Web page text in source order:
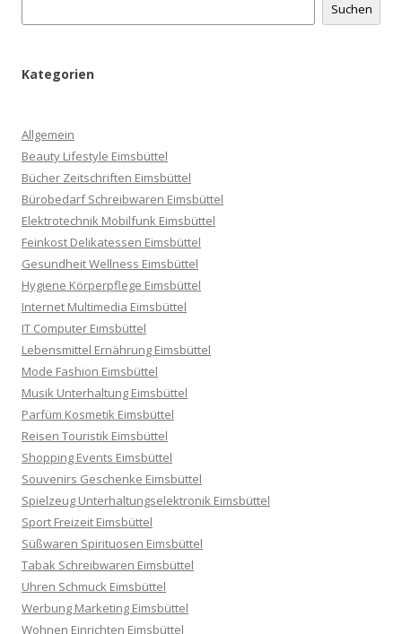
Suchen
Kategorien
Allgemein
Beauty Lifestyle Eimsbüttel
Bücher Zeitschriften Eimsbüttel
Bürobedarf Schreibwaren Eimsbüttel
Elektrotechnik Mobilfunk Eimsbüttel
Feinkost Delikatessen Eimsbüttel
Gesundheit Wellness Eimsbüttel
Hygiene Körperpflege Eimsbüttel
Internet Multimedia Eimsbüttel
IT Computer Eimsbüttel
Lebensmittel Ernährung Eimsbüttel
Mode Fashion Eimsbüttel
Musik Unterhaltung Eimsbüttel
Parfüm Kosmetik Eimsbüttel
Reisen Touristik Eimsbüttel
Shopping Events Eimsbüttel
Souvenirs Geschenke Eimsbüttel
Spielzeug Unterhaltungselektronik Eimsbüttel
Sport Freizeit Eimsbüttel
Süßwaren Spirituosen Eimsbüttel
Tabak Schreibwaren Eimsbüttel
Uhren Schmuck Eimsbüttel
Werbung Marketing Eimsbüttel
Wohnen Einrichten Eimsbüttel